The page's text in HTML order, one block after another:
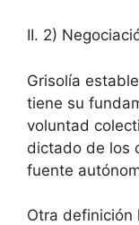
II. 2)
Grisolía
tiene su
voluntad
dictado de los
fuente
Otra definición